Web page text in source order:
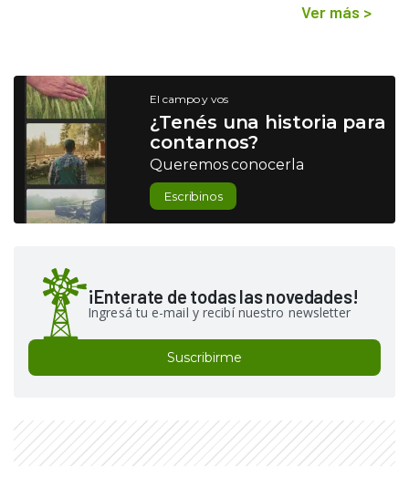
Ver más >
El campo y vos
¿Tenés una historia para
contarnos?
Queremos conocerla
Escribinos
¡Enterate de todas las novedades!
Ingresá tu e-mail y recibí nuestro newsletter
Suscribirme